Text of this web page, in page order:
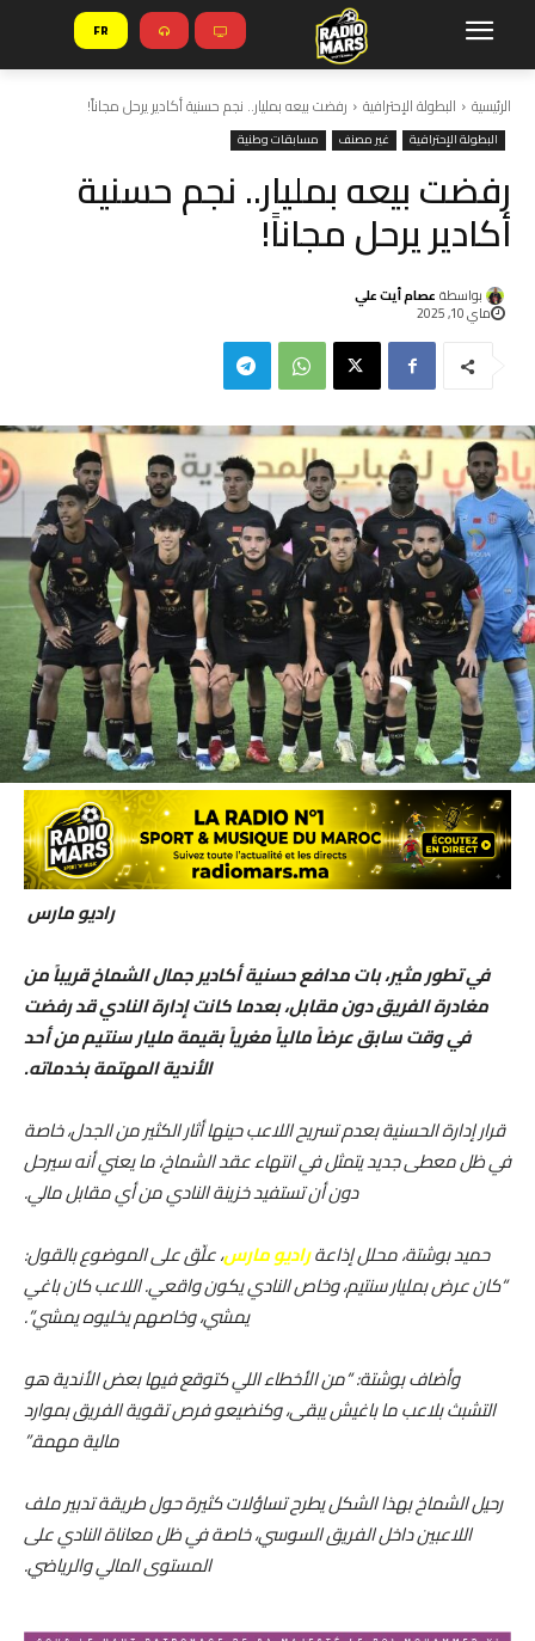
FR
الرئيسية البطولة الإحترافية رفضت بيعه بمليار.. نجم حسنية أكادير يرحل مجاناً!
البطولة الإحترافية غير مصنف مسابقات وطنية
رفضت بيعه بمليار.. نجم حسنية
أكادير يرحل مجاناً!
بواسطة عصام أيت علي
ماي 10, 2025
راديو مارس
في تطور مثير، بات مدافع حسنية أكادير جمال الشماخ قريباً من
مغادرة الفريق دون مقابل، بعدما كانت إدارة النادي قد رفضت
في وقت سابق عرضاً مالياً مغرياً بقيمة مليار سنتيم من أحد
الأندية المهتمة بخدماته.
قرار إدارة الحسنية بعدم تسريح اللاعب حينها أثار الكثير من الجدل، خاصة
في ظل معطى جديد يتمثل في انتهاء عقد الشماخ، ما يعني أنه سيرحل
دون أن تستفيد خزينة النادي من أي مقابل مالي.
حميد بوشتة، محلل إذاعةراديو مارس، علّق على الموضوع بالقول:
“كان عرض بمليار سنتيم، وخاص النادي يكون واقعي. اللاعب كان باغي
يمشي، وخاصهم يخليوه يمشي”.
وأضاف بوشتة: “من الأخطاء اللي كتوقع فيها بعض الأندية هو
التشبث بلاعب ما باغيش يبقى، وكنضيعو فرص تقوية الفريق بموارد
مالية مهمة.”
رحيل الشماخ بهذا الشكل يطرح تساؤلات كثيرة حول طريقة تدبير ملف
اللاعبين داخل الفريق السوسي، خاصة في ظل معاناة النادي على
المستوى المالي والرياضي.